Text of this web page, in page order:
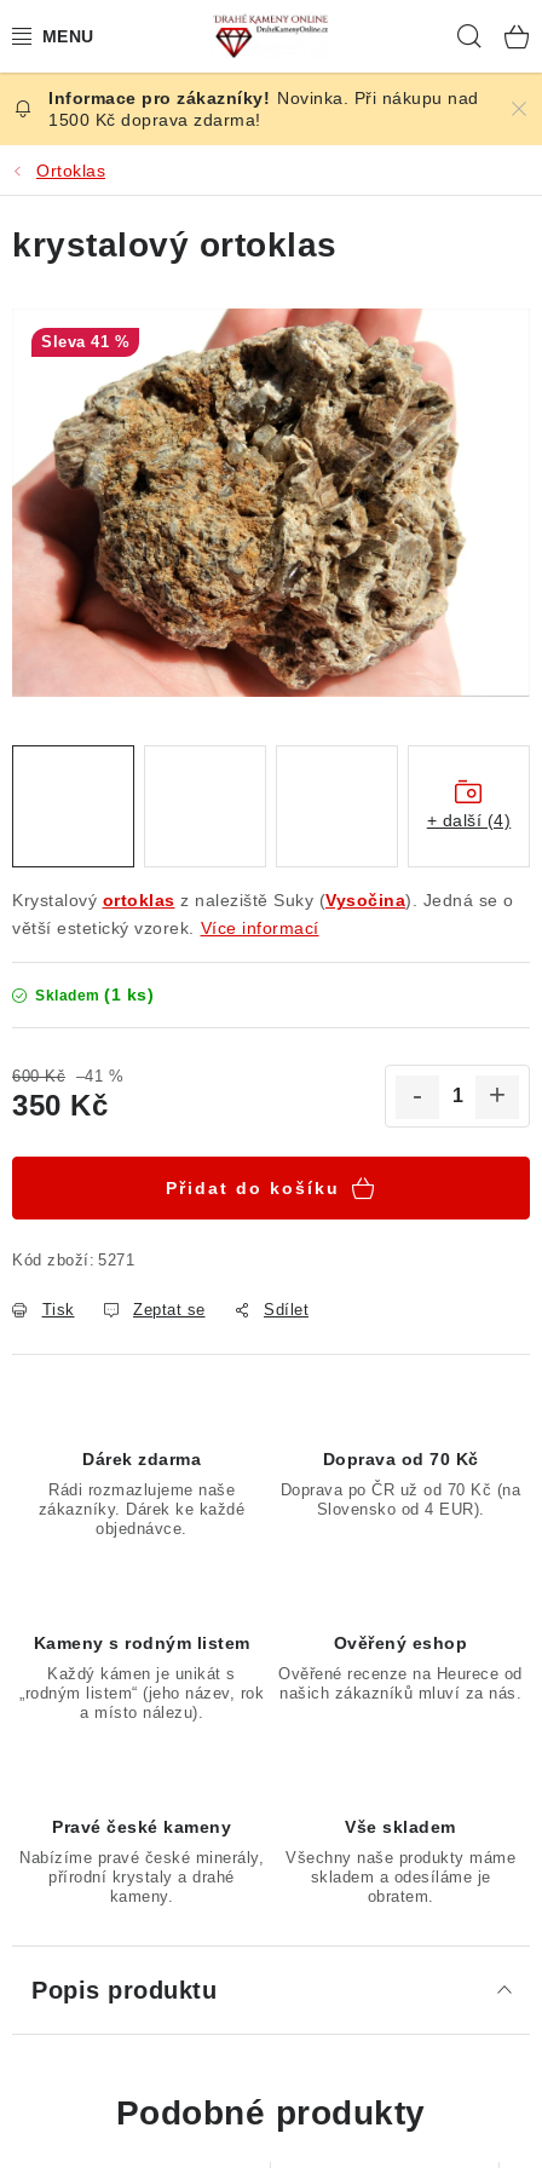
na
ČESKÉ KAMENY
ŠPERKY
KAMENY ZE SVĚTA
SLEVY
ÚČINKY
KRYSTALY
ČLÁNKY
NALEZIŠTĚ
Obchodní podmínky
Puncovní značky
Ochrana osobních údajů
Výkup minerálů a drahých kamenů
Formulář pro odstoupení od smlouvy
Poučení o právu na odstoupení od smlouvy
Novinka. Při nákupu nad
1500 Kč doprava zdarma!
Ortoklas
Krystalový ortoklas z naleziště Suky (Vysočina). Jedná se o
větší estetický vzorek.
Více informací
Skladem (1 ks)
600 Kč –41 %
350 Kč
Přidat do košíku
Kód zboží: 5271
Tisk Zeptat se Sdílet
krystalový ortoklas
41 %
+ další (4)
Dárek zdarma
Rádi rozmazlujeme naše
zákazníky. Dárek ke každé
objednávce.
Doprava od 70 Kč
Doprava po ČR už od 70 Kč (na
Slovensko od 4 EUR).
Kameny s rodným listem
Každý kámen je unikát s
„rodným listem“ (jeho název, rok
a místo nálezu).
Ověřený eshop
Ověřené recenze na Heurece od
našich zákazníků mluví za nás.
Pravé české kameny
Nabízíme pravé české minerály,
přírodní krystaly a drahé
kameny.
Vše skladem
Všechny naše produkty máme
skladem a odesíláme je
obratem.
Popis produktu
Podobné produkty